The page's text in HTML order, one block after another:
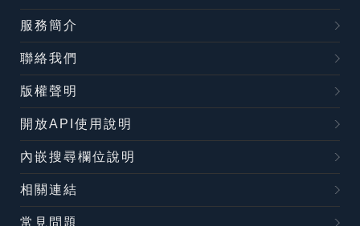
服務簡介
聯絡我們
版權聲明
開放API使用說明
內嵌搜尋欄位說明
相關連結
常見問題